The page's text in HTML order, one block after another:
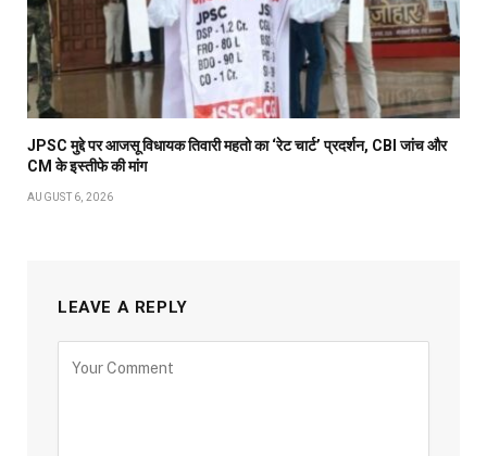
JPSC मुद्दे पर आजसू विधायक तिवारी महतो का ‘रेट चार्ट’ प्रदर्शन, CBI जांच और
CM के इस्तीफे की मांग
AUGUST 6, 2026
LEAVE A REPLY